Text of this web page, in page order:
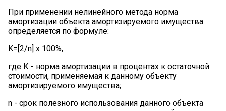
При применении нелинейного метода норма
амортизации объекта амортизируемого имущества
определяется по формуле:
K=[2/n] x 100%,
где К - норма амортизации в процентах к остаточной
стоимости, применяемая к данному объекту
амортизируемого имущества;
n - срок полезного использования данного объекта